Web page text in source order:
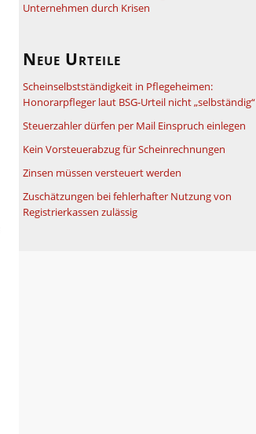
Unternehmen durch Krisen
Neue Urteile
Scheinselbstständigkeit in Pflegeheimen:
Honorarpfleger laut BSG-Urteil nicht „selbständig“
Steuerzahler dürfen per Mail Einspruch einlegen
Kein Vorsteuerabzug für Scheinrechnungen
Zinsen müssen versteuert werden
Zuschätzungen bei fehlerhafter Nutzung von
Registrierkassen zulässig